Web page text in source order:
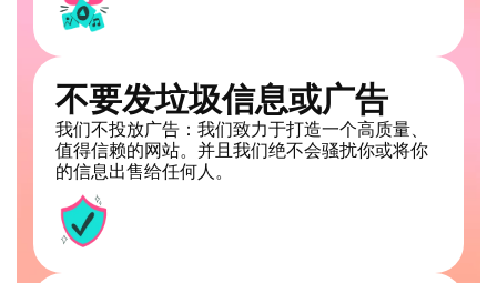
不要发垃圾信息或广告
我们不投放广告：我们致力于打造一个高质量、
值得信赖的网站。并且我们绝不会骚扰你或将你
的信息出售给任何人。